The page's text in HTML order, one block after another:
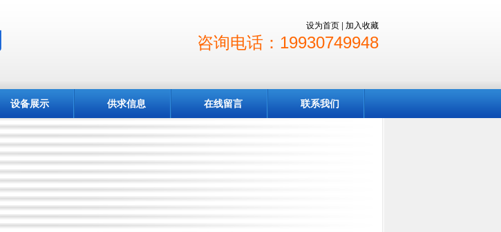
设为首页 加入收藏
咨询电话：19930749948
设备展示 供求信息 在线留言 联系我们